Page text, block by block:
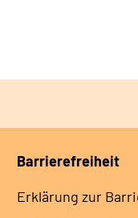
Barrierefreiheit
Erklärung zur